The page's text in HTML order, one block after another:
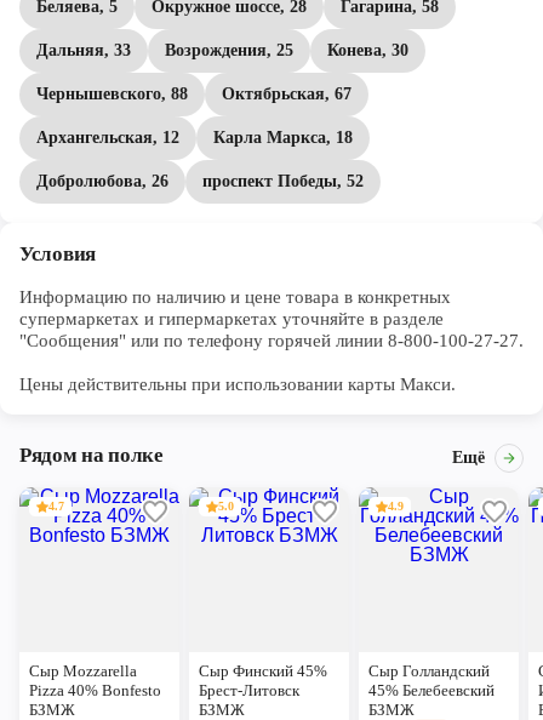
Беляева, 5 Окружное шоссе, 28 Гагарина, 58
Дальняя, 33 Возрождения, 25 Конева, 30
Чернышевского, 88 Октябрьская, 67
Архангельская, 12 Карла Маркса, 18
Добролюбова, 26 проспект Победы, 52
Условия
Информацию по наличию и цене товара в конкретных
супермаркетах и гипермаркетах уточняйте в разделе
"Сообщения" или по телефону горячей линии 8-800-100-27-27.
Цены действительны при использовании карты Макси.
Рядом на полке Ещё
4.7
Сыр Mozzarella
Pizza 40% Bonfesto
БЗМЖ
5.0
Сыр Финский 45%
Брест-Литовск
БЗМЖ
4.9
Сыр Голландский
45% Белебеевский
БЗМЖ